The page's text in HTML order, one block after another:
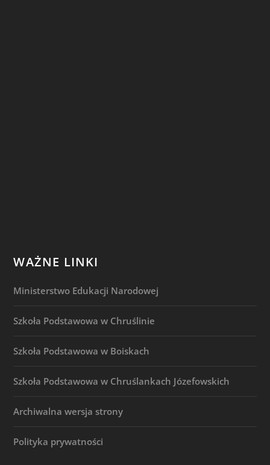
WAŻNE LINKI
Ministerstwo Edukacji Narodowej
Szkoła Podstawowa w Chruślinie
Szkoła Podstawowa w Boiskach
Szkoła Podstawowa w Chruślankach Józefowskich
Archiwalna wersja strony
Polityka prywatności